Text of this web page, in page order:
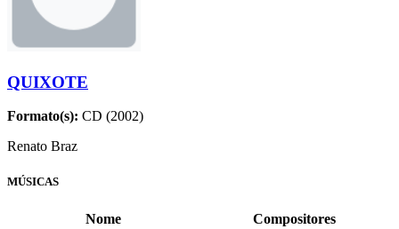
QUIXOTE
Formato(s): CD (2002)
Renato Braz
MÚSICAS
Nome
Compositores